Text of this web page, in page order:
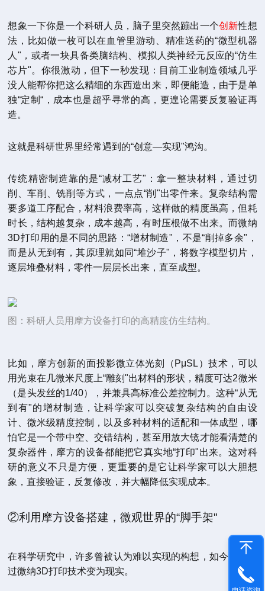
想象一下你是一个科研人员，脑子里突然蹦出一个创新性想
法，比如做一枚可以在血管里游动、精准送药的“微型机器
人"，或者一块具备类脑结构、模拟人类神经元反应的“仿生
芯片"。你很激动，但下一秒发现：目前工业制造领域几乎
没人能帮你把这么精细的东西造出来，即便能造，由于是单
独“定制“，成本也是超乎寻常的高，更遑论需要反复验证再
造。
这就是科研世界里经常遇到的“创意—实现"鸿沟。
传统精密制造靠的是“减材工艺"：拿一整块材料，通过切
削、车削、铣削等方式，一点点“削"出零件来。复杂结构需
要多道工序配合，材料浪费率高，这样做的精度虽高，但耗
时长，结构越复杂，成本越高，有时压根做不出来。而微纳
3D打印用的是不同的思路：“增材制造"，不是“削掉多余"，
而是从无到有，其原理就如同“堆沙子"，将数字模型切片，
逐层堆叠材料，零件一层层长出来，直至成型。
图：科研人员用摩方设备打印的高精度仿生结构。
比如，摩方创新的面投影微立体光刻（PμSL）技术，可以
用光束在几微米尺度上“雕刻"出材料的形状，精度可达2微米
（是头发丝的1/40），并兼具高标准公差控制力。这种“从无
到有"的增材制造，让科学家可以突破复杂结构的自由设
计、微米级精度控制，以及多种材料的适配和一体成型，哪
怕它是一个带中空、交错结构，甚至用放大镜才能看清楚的
复杂器件，摩方的设备都能把它真实地“打印"出来。这对科
研的意义不只是方便，更重要的是它让科学家可以大胆想
象，直接验证，反复修改，并大幅降低实现成本。
②利用摩方设备搭建，微观世界的“脚手架"
在科学研究中，许多曾被认为难以实现的构想，如今正在通
过微纳3D打印技术变为现实。